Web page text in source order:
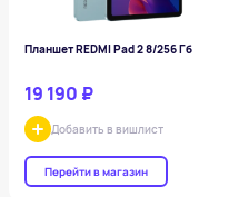
Планшет REDMI Pad 2 8/256 Гб
19 190 ₽
Добавить в вишлист
Перейти в магазин